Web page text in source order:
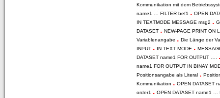
Kommunikation mit dem
name1 … FILTER bef1 . OPEN
IN TEXTMODE MESSAGE msg2 .
DATASET . NEW-PAGE PRINT ON
Variablenangabe . Die Länge der
INPUT . IN TEXT MODE .
DATASET name1 FOR OUTPUT ….
name1 FOR OUTPUT IN BINAY
Positionsangabe als Literal .
Kommunikation . OPEN DATASET
order1 . OPEN DATASET name1 …